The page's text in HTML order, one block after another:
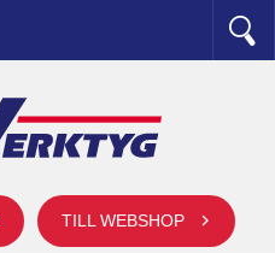
TILL WEBSHOP